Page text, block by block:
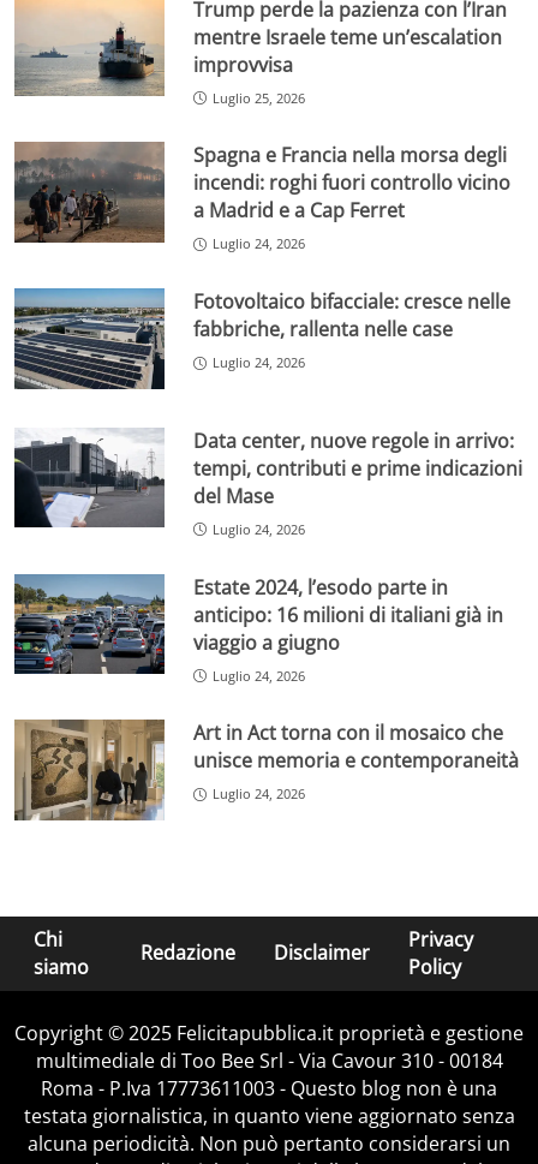
Trump perde la pazienza con l’Iran
mentre Israele teme un’escalation
improvvisa
Luglio 25, 2026
Spagna e Francia nella morsa degli
incendi: roghi fuori controllo vicino
a Madrid e a Cap Ferret
Luglio 24, 2026
Fotovoltaico bifacciale: cresce nelle
fabbriche, rallenta nelle case
Luglio 24, 2026
Data center, nuove regole in arrivo:
tempi, contributi e prime indicazioni
del Mase
Luglio 24, 2026
Estate 2024, l’esodo parte in
anticipo: 16 milioni di italiani già in
viaggio a giugno
Luglio 24, 2026
Art in Act torna con il mosaico che
unisce memoria e contemporaneità
Luglio 24, 2026
Chi
siamo
Redazione Disclaimer
Privacy
Policy
Copyright © 2025 Felicitapubblica.it proprietà e gestione
multimediale di Too Bee Srl - Via Cavour 310 - 00184
Roma - P.Iva 17773611003 - Questo blog non è una
testata giornalistica, in quanto viene aggiornato senza
alcuna periodicità. Non può pertanto considerarsi un